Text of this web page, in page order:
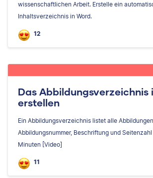
wissenschaftlichen Arbeit. Erstelle ein
Inhaltsverzeichnis in Word.
12
Das Abbildungsverzeichnis
erstellen
Ein Abbildungsverzeichnis listet alle
Abbildungsnummer, Beschriftung und Seitenzahl
Minuten [Video]
11